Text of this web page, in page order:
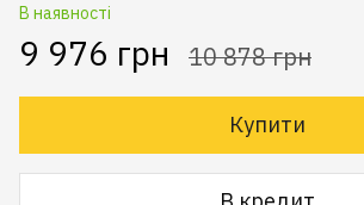
В наявності
9 976 грн 10 878 грн
Купити